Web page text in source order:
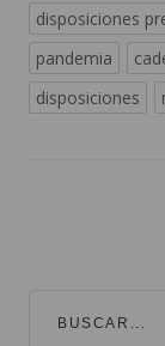
disposiciones
pandemia
disposiciones